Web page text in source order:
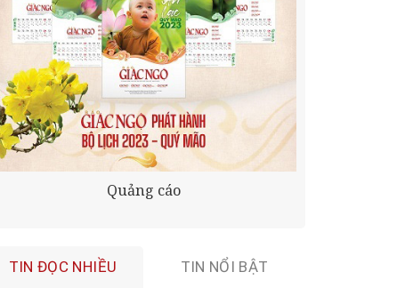
Quảng cáo
TIN ĐỌC NHIỀU TIN NỔI BẬT